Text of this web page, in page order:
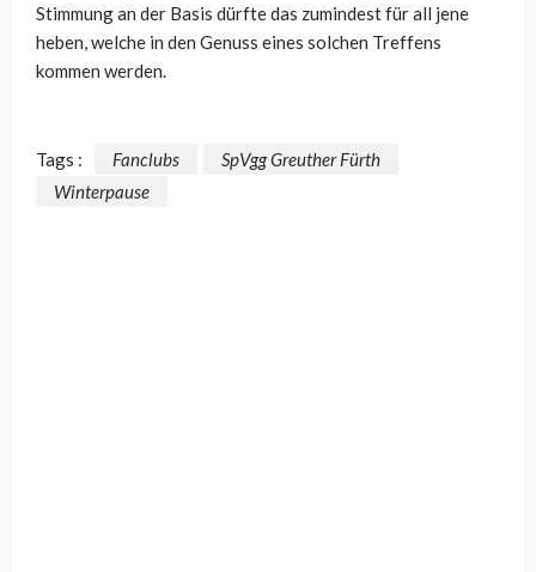
Stimmung an der Basis dürfte das zumindest für all jene
heben, welche in den Genuss eines solchen Treffens
kommen werden.
Tags : Fanclubs
SpVgg Greuther Fürth
Winterpause